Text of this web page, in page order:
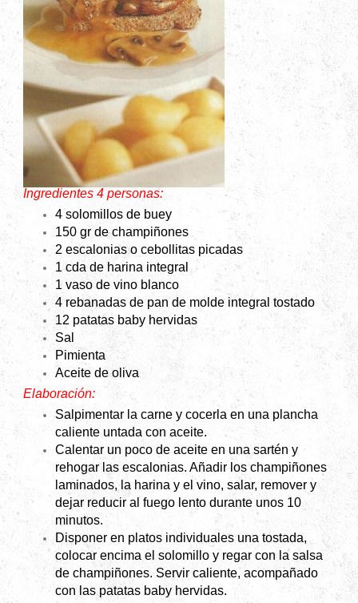
Ingredientes 4 personas:
4 solomillos de buey
150 gr de champiñones
2 escalonias o cebollitas picadas
1 cda de harina integral
1 vaso de vino blanco
4 rebanadas de pan de molde integral tostado
12 patatas baby hervidas
Sal
Pimienta
Aceite de oliva
Elaboración:
Salpimentar la carne y cocerla en una plancha
caliente untada con aceite.
Calentar un poco de aceite en una sartén y
rehogar las escalonias. Añadir los champiñones
laminados, la harina y el vino, salar, remover y
dejar reducir al fuego lento durante unos 10
minutos.
Disponer en platos individuales una tostada,
colocar encima el solomillo y regar con la salsa
de champiñones. Servir caliente, acompañado
con las patatas baby hervidas.